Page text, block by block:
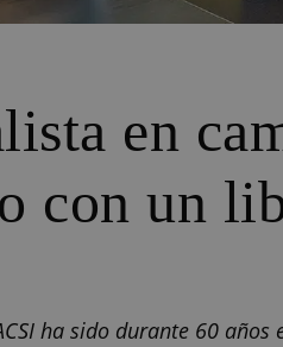
en
con un
ha sido durante 60